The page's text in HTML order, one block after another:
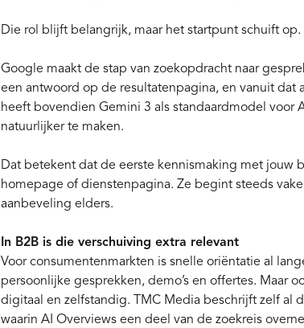
Die rol blijft belangrijk, maar het startpunt schuift op.
Google maakt de stap van zoekopdracht naar
een antwoord op de resultatenpagina, en vanuit
heeft bovendien Gemini 3 als standaardmodel voor
natuurlijker te maken.
Dat betekent dat de eerste kennismaking met
homepage of dienstenpagina. Ze begint steeds
aanbeveling elders.
In B2B is die verschuiving extra relevant
Voor consumentenmarkten is snelle oriëntatie al
persoonlijke gesprekken, demo’s en offertes. Maar
digitaal en zelfstandig. TMC Media beschrijft zelf al
waarin AI Overviews een deel van de zoekreis